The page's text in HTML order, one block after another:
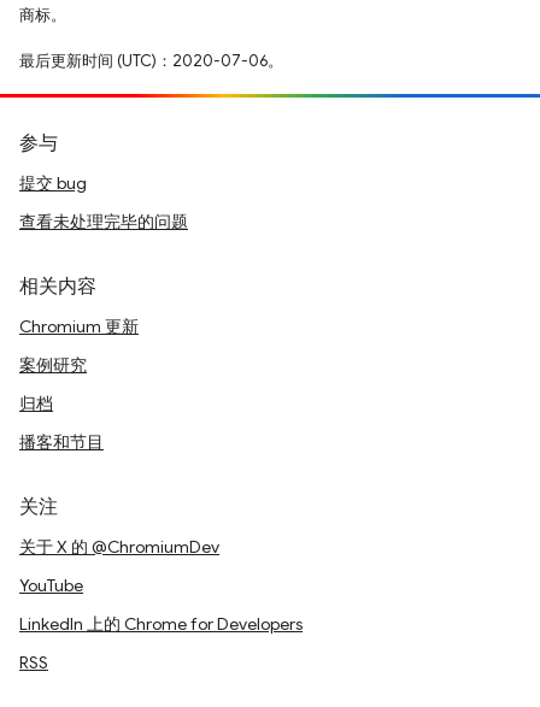
商标。
最后更新时间 (UTC)：2020-07-06。
参与
提交 bug
查看未处理完毕的问题
相关内容
Chromium 更新
案例研究
归档
播客和节目
关注
关于 X 的 @ChromiumDev
YouTube
LinkedIn 上的 Chrome for Developers
RSS